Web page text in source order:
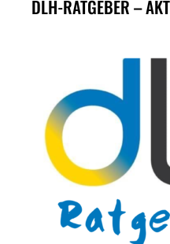
DLH-RATGEBER –